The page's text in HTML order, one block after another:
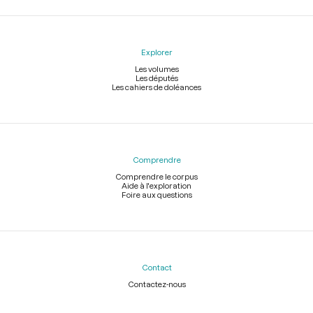
Explorer
Les volumes
Les députés
Les cahiers de doléances
Comprendre
Comprendre le corpus
Aide à l'exploration
Foire aux questions
Contact
Contactez-nous